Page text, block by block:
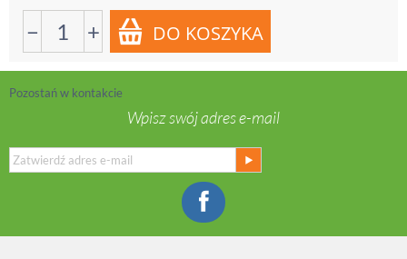
− +
Pozostań w kontakcie
Wpisz swój adres e-mail